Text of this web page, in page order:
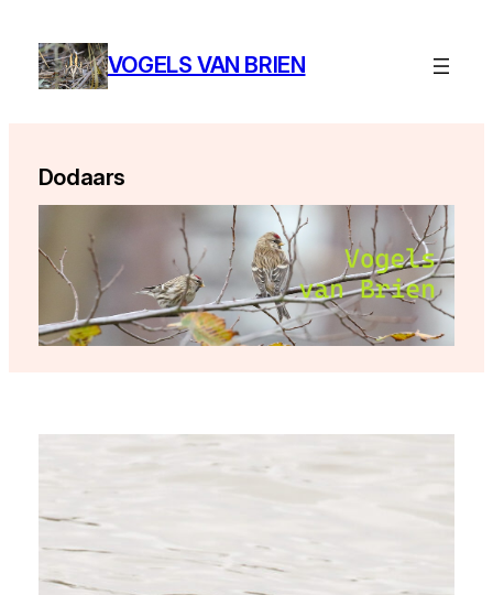
naar
inhoud
VOGELS VAN BRIEN
Dodaars